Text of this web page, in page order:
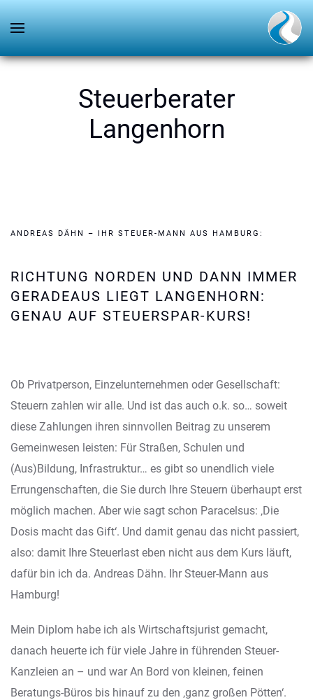
Steuerberater
Langenhorn
ANDREAS DÄHN – IHR STEUER-MANN AUS HAMBURG:
RICHTUNG NORDEN UND DANN IMMER
GERADEAUS LIEGT LANGENHORN:
GENAU AUF STEUERSPAR-KURS!
Ob Privatperson, Einzelunternehmen oder Gesellschaft:
Steuern zahlen wir alle. Und ist das auch o.k. so… soweit
diese Zahlungen ihren sinnvollen Beitrag zu unserem
Gemeinwesen leisten: Für Straßen, Schulen und
(Aus)Bildung, Infrastruktur… es gibt so unendlich viele
Errungenschaften, die Sie durch Ihre Steuern überhaupt erst
möglich machen. Aber wie sagt schon Paracelsus: ‚Die
Dosis macht das Gift‘. Und damit genau das nicht passiert,
also: damit Ihre Steuerlast eben nicht aus dem Kurs läuft,
dafür bin ich da. Andreas Dähn. Ihr Steuer-Mann aus
Hamburg!
Mein Diplom habe ich als Wirtschaftsjurist gemacht,
danach heuerte ich für viele Jahre in führenden Steuer-
Kanzleien an – und war An Bord von kleinen, feinen
Beratungs-Büros bis hinauf zu den ‚ganz großen Pötten‘.